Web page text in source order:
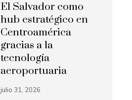
El Salvador como
hub estratégico en
Centroamérica
gracias a la
tecnología
aeroportuaria
julio 31, 2026